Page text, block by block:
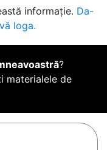
informație. Da-
loga.
?
materialele de